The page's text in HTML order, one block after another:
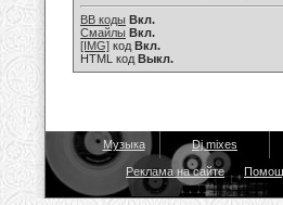
BB коды Вкл.
Смайлы Вкл.
[IMG] код Вкл.
HTML код Выкл.
Музыка Dj mixes
Реклама на сайте